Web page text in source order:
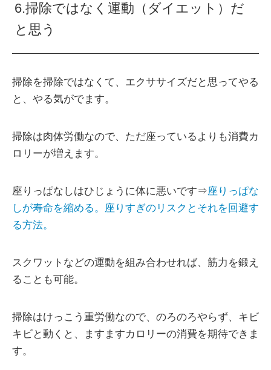
6.掃除ではなく運動（ダイエット）だ
と思う
掃除を掃除ではなくて、エクササイズだと思ってやる
と、やる気がでます。
掃除は肉体労働なので、ただ座っているよりも消費カ
ロリーが増えます。
座りっぱなしはひじょうに体に悪いです⇒座りっぱな
しが寿命を縮める。座りすぎのリスクとそれを回避す
る方法。
スクワットなどの運動を組み合わせれば、筋力を鍛え
ることも可能。
掃除はけっこう重労働なので、のろのろやらず、キビ
キビと動くと、ますますカロリーの消費を期待できま
す。